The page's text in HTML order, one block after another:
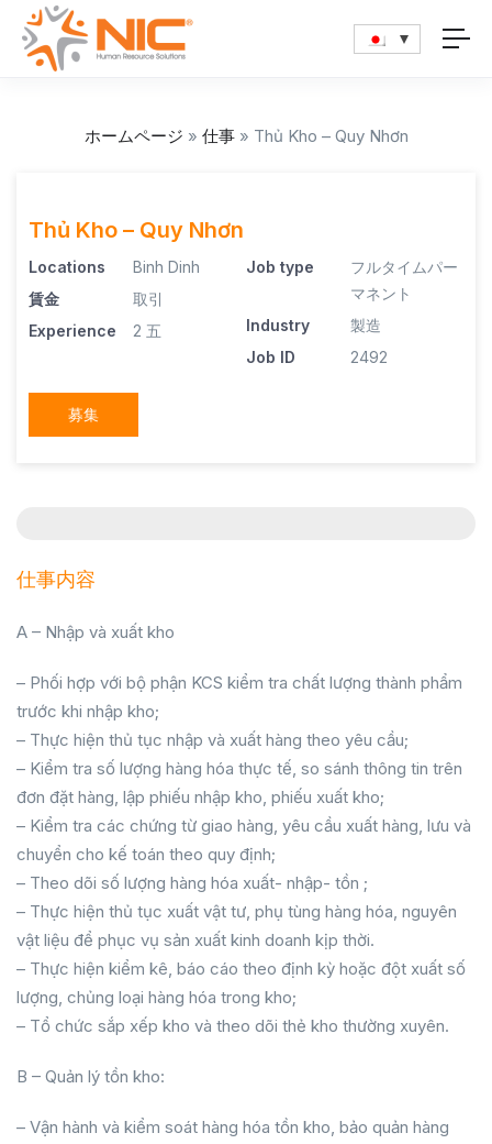
ホームページ » 仕事» Thủ Kho – Quy Nhơn
Thủ Kho – Quy Nhơn
Locations
Binh Dinh
賃金
取引
Experience
2 五
Job type
フルタイムパー
マネント
Industry
製造
Job ID
2492
募集
仕事内容
A – Nhập và xuất kho
– Phối hợp với bộ phận KCS kiểm tra chất lượng thành phẩm
trước khi nhập kho;
– Thực hiện thủ tục nhập và xuất hàng theo yêu cầu;
– Kiểm tra số lượng hàng hóa thực tế, so sánh thông tin trên
đơn đặt hàng, lập phiếu nhập kho, phiếu xuất kho;
– Kiểm tra các chứng từ giao hàng, yêu cầu xuất hàng, lưu và
chuyển cho kế toán theo quy định;
– Theo dõi số lượng hàng hóa xuất- nhập- tồn ;
– Thực hiện thủ tục xuất vật tư, phụ tùng hàng hóa, nguyên
vật liệu để phục vụ sản xuất kinh doanh kịp thời.
– Thực hiện kiểm kê, báo cáo theo định kỳ hoặc đột xuất số
lượng, chủng loại hàng hóa trong kho;
– Tổ chức sắp xếp kho và theo dõi thẻ kho thường xuyên.
B – Quản lý tồn kho:
– Vận hành và kiểm soát hàng hóa tồn kho, bảo quản hàng